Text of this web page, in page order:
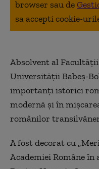
browser sau de
sa accepti cookie-
Absolvent al
Universităţii Babeş-
importanţi istorici
modernă şi în
românilor
A fost decorat cu
Academiei Române